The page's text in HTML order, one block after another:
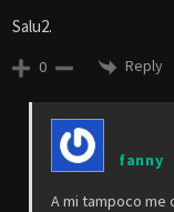
Salu2.
0 Reply
fanny
A mi tampoco me